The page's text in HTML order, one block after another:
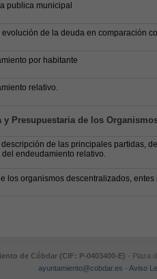
publica municipal
evolución de la deuda en comparación
por habitante
relativo.
Presupuestaria de los
de las principales partidas,
endeudamiento relativo.
los organismos descentralizados,
de Cóbdar (CIF: P-0403400-E) - Plaza
ayuntamiento@cobdar.es - Aviso